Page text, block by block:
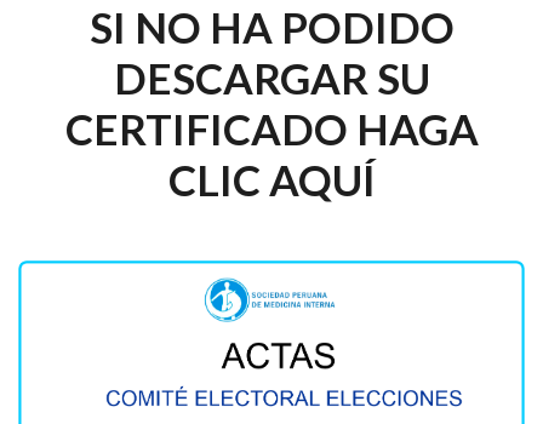
SI NO HA PODIDO
DESCARGAR SU
CERTIFICADO HAGA
CLIC AQUÍ